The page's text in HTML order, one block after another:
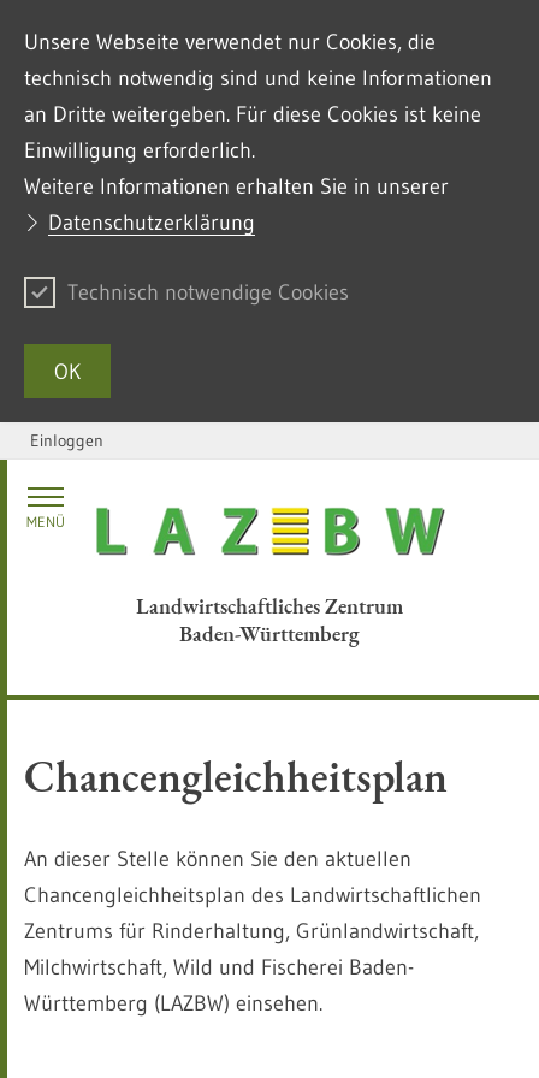
Unsere Webseite verwendet nur Cookies, die
technisch notwendig sind und keine Informationen
an Dritte weitergeben. Für diese Cookies ist keine
Einwilligung erforderlich.
Weitere Informationen erhalten Sie in unserer
Datenschutzerklärung
Technisch notwendige Cookies
OK
Zum Inhalt springen
Einloggen
Landwirtschaftliches Zentrum
Baden-Württemberg
MENÜ
Chancengleichheitsplan
An dieser Stelle können Sie den aktuellen
Chancengleichheitsplan des Landwirtschaftlichen
Zentrums für Rinderhaltung, Grünlandwirtschaft,
Milchwirtschaft, Wild und Fischerei Baden-
Württemberg (LAZBW) einsehen.